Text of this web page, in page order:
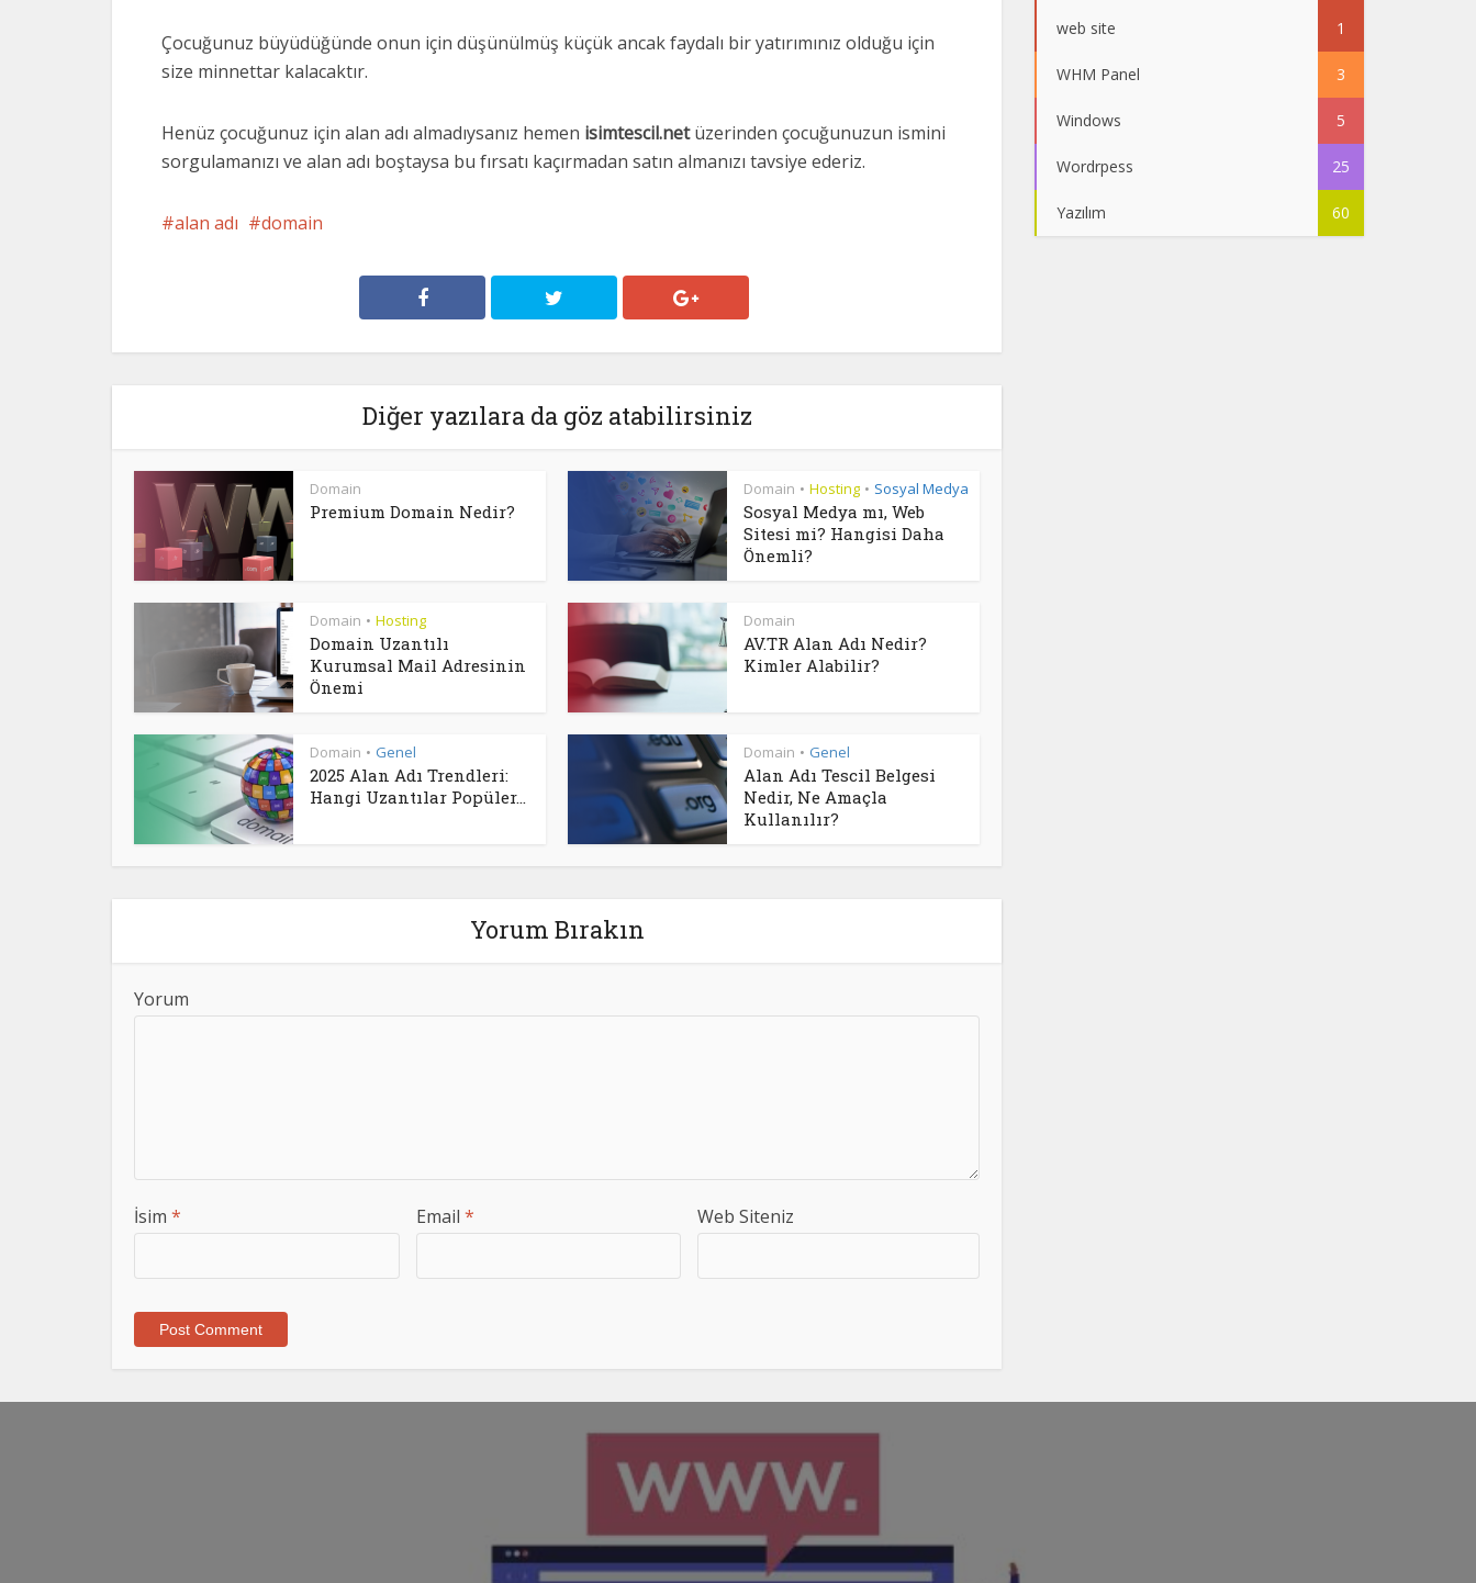
Çocuğunuz büyüdüğünde onun için düşünülmüş küçük ancak faydalı bir yatırımınız olduğu için
size minnettar kalacaktır.
Henüz çocuğunuz için alan adı almadıysanız hemen isimtescil.netüzerinden çocuğunuzun ismini
sorgulamanızı ve alan adı boştaysa bu fırsatı kaçırmadan satın almanızı tavsiye ederiz.
alan adı domain
Diğer yazılara da göz atabilirsiniz
Domain
Premium Domain Nedir?
Domain • Hosting • Sosyal Medya
Sosyal Medya mı, Web
Sitesi mi? Hangisi Daha
Önemli?
Domain • Hosting
Domain Uzantılı
Kurumsal Mail Adresinin
Önemi
Domain
AV.TR Alan Adı Nedir?
Kimler Alabilir?
Domain • Genel
2025 Alan Adı Trendleri:
Hangi Uzantılar Popüler...
Domain • Genel
Alan Adı Tescil Belgesi
Nedir, Ne Amaçla
Kullanılır?
Yorum Bırakın
Yorum
İsim * Email * Web Siteniz
web site 1
WHM Panel 3
Windows 5
Wordrpess 25
Yazılım 60